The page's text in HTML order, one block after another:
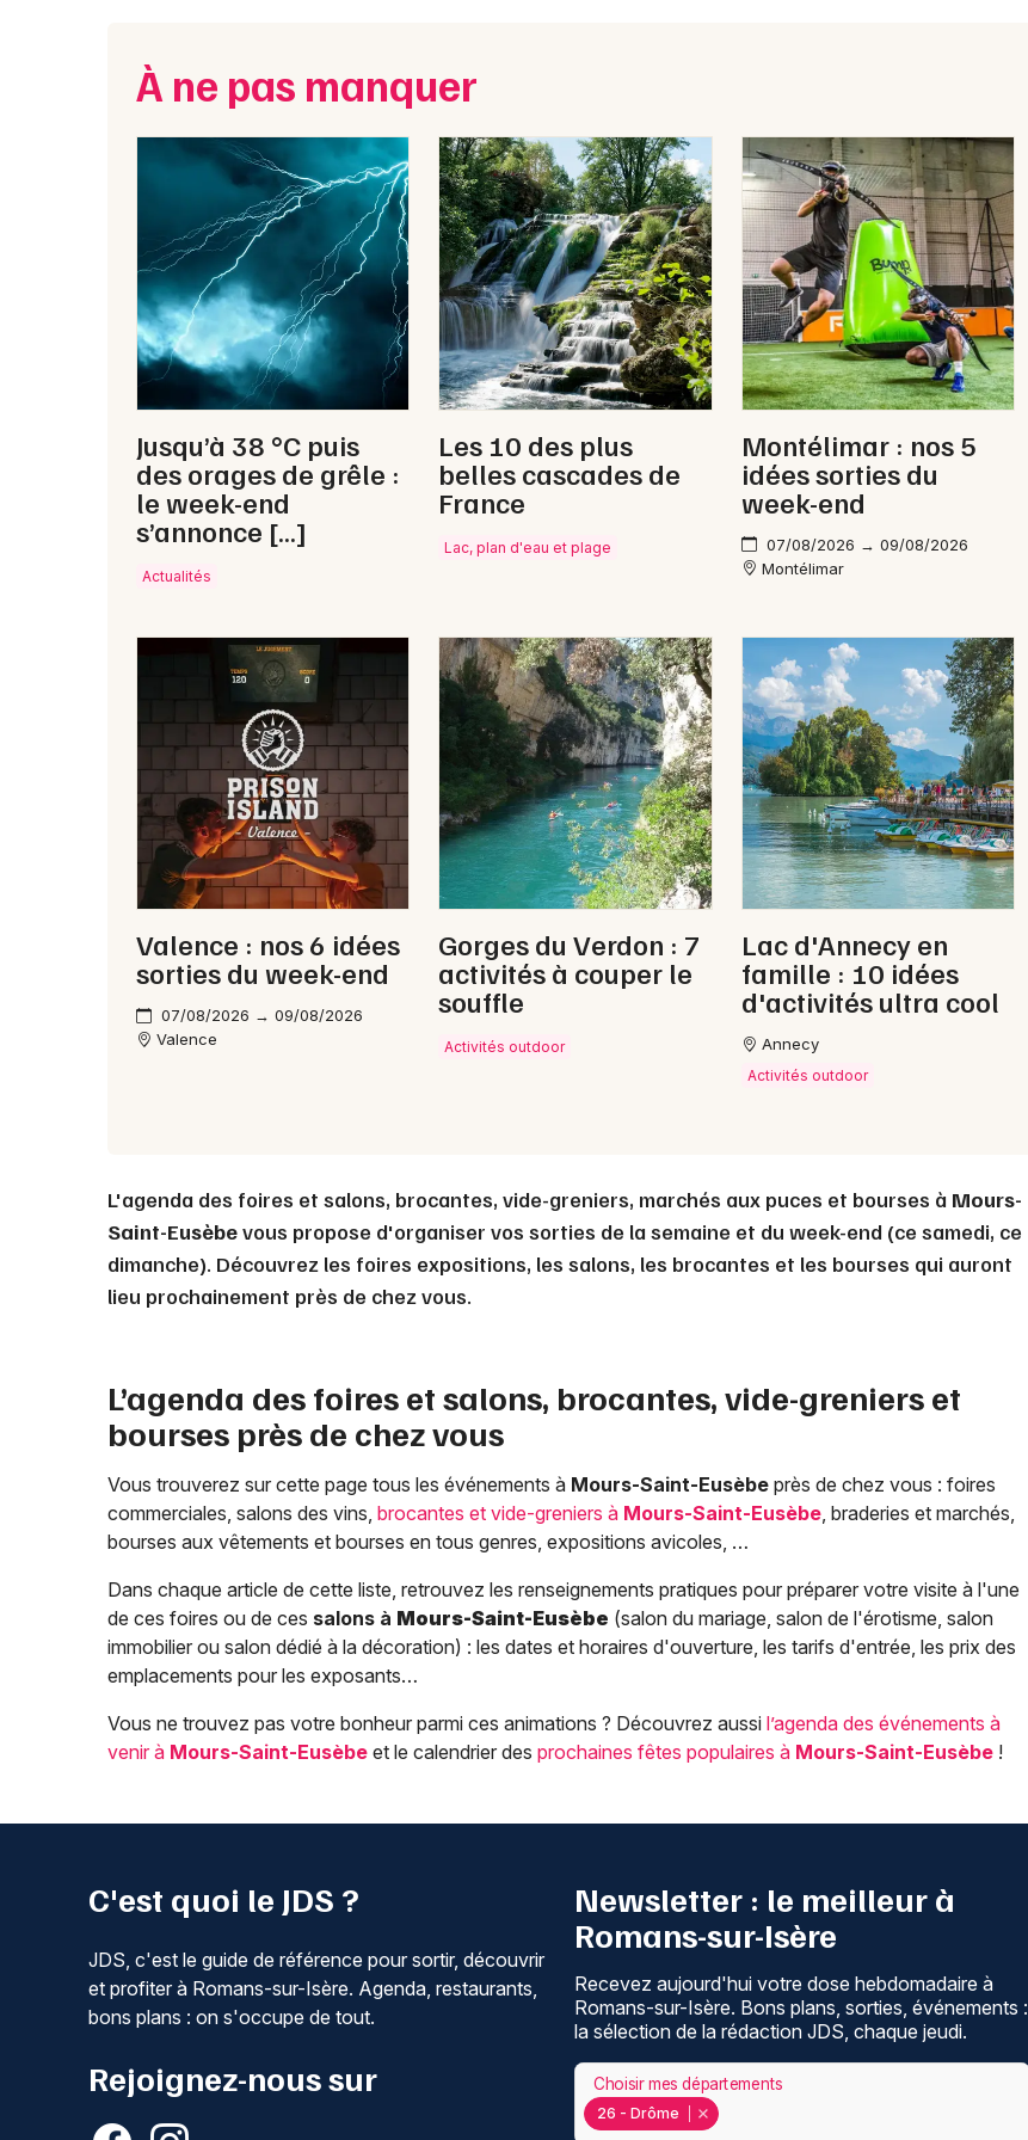
Newsletter des sorties
Artistes en tournée
Actus à Romans-sur-Isère
Magazine à Romans-sur-Isère
26 - Drôme
Mon email
Je m'abonne
À ne pas manquer
Jusqu’à 38 °C puis
des orages de grêle :
le week-end
s’annonce […]
Actualités
Les 10 des plus
belles cascades de
France
Lac, plan d'eau et plage
Montélimar : nos 5
idées sorties du
week-end
07/08/2026 → 09/08/2026
Montélimar
Valence : nos 6 idées
sorties du week-end
07/08/2026 → 09/08/2026
Valence
Gorges du Verdon : 7
activités à couper le
souffle
Activités outdoor
Lac d'Annecy en
famille : 10 idées
d'activités ultra cool
Annecy
Activités outdoor
L'agenda des foires et salons, brocantes, vide-greniers, marchés aux puces et bourses à Mours-
Saint-Eusèbevous propose d'organiser vos sorties de la semaine et du week-end (ce samedi, ce
dimanche). Découvrez les foires expositions, les salons, les brocantes et les bourses qui auront
lieu prochainement près de chez vous.
L’agenda des foires et salons, brocantes, vide-greniers et
bourses près de chez vous
Vous trouverez sur cette page tous les événements à Mours-Saint-Eusèbe près de chez vous : foires
commerciales, salons des vins, brocantes et vide-greniers à Mours-Saint-Eusèbe, braderies et marchés,
bourses aux vêtements et bourses en tous genres, expositions avicoles, …
Dans chaque article de cette liste, retrouvez les renseignements pratiques pour préparer votre visite à l'une
de ces foires ou de ces salons à Mours-Saint-Eusèbe (salon du mariage, salon de l'érotisme, salon
immobilier ou salon dédié à la décoration) : les dates et horaires d'ouverture, les tarifs d'entrée, les prix des
emplacements pour les exposants…
Vous ne trouvez pas votre bonheur parmi ces animations ? Découvrez aussi l’agenda des événements à
venir à Mours-Saint-Eusèbe et le calendrier des prochaines fêtes populaires à Mours-Saint-Eusèbe !
C'est quoi le JDS ?
JDS, c'est le guide de référence pour sortir, découvrir
et profiter à Romans-sur-Isère. Agenda, restaurants,
bons plans : on s'occupe de tout.
Rejoignez-nous sur
Newsletter : le meilleur à
Romans-sur-Isère
Recevez aujourd'hui votre dose hebdomadaire à
Romans-sur-Isère. Bons plans, sorties, événements :
la sélection de la rédaction JDS, chaque jeudi.
26 - Drôme
Choisir mes départements